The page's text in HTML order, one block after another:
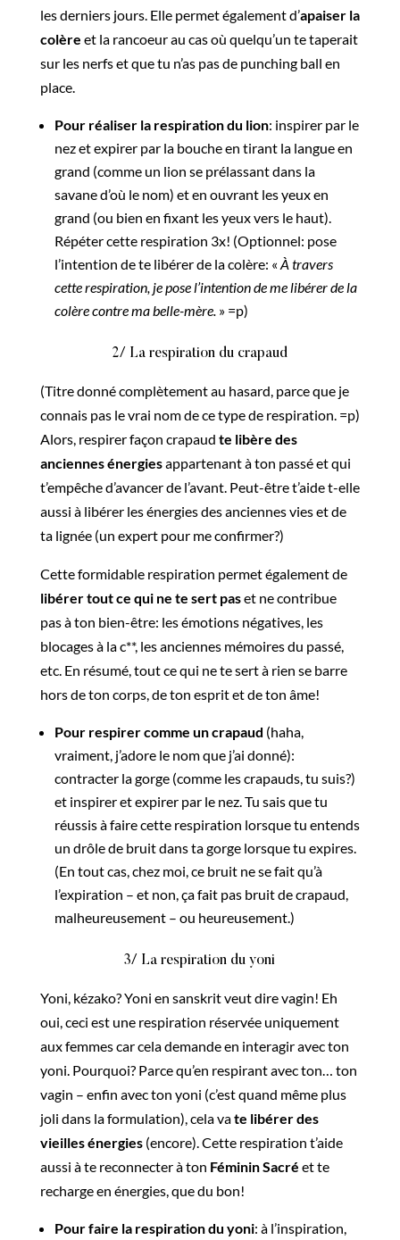
les derniers jours. Elle permet également d’apaiser la
colère et la rancoeur au cas où quelqu’un te taperait
sur les nerfs et que tu n’as pas de punching ball en
place.
Pour réaliser la respiration du lion: inspirer par le
nez et expirer par la bouche en tirant la langue en
grand (comme un lion se prélassant dans la
savane d’où le nom) et en ouvrant les yeux en
grand (ou bien en fixant les yeux vers le haut).
Répéter cette respiration 3x! (Optionnel: pose
l’intention de te libérer de la colère: « À travers
cette respiration, je pose l’intention de me libérer de la
colère contre ma belle-mère.» =p)
2/ La respiration du crapaud
(Titre donné complètement au hasard, parce que je
connais pas le vrai nom de ce type de respiration. =p)
Alors, respirer façon crapaud te libère des
anciennes énergiesappartenant à ton passé et qui
t’empêche d’avancer de l’avant. Peut-être t’aide t-elle
aussi à libérer les énergies des anciennes vies et de
ta lignée (un expert pour me confirmer?)
Cette formidable respiration permet également de
libérer tout ce qui ne te sert paset ne contribue
pas à ton bien-être: les émotions négatives, les
blocages à la c**, les anciennes mémoires du passé,
etc. En résumé, tout ce qui ne te sert à rien se barre
hors de ton corps, de ton esprit et de ton âme!
Pour respirer comme un crapaud (haha,
vraiment, j’adore le nom que j’ai donné):
contracter la gorge (comme les crapauds, tu suis?)
et inspirer et expirer par le nez. Tu sais que tu
réussis à faire cette respiration lorsque tu entends
un drôle de bruit dans ta gorge lorsque tu expires.
(En tout cas, chez moi, ce bruit ne se fait qu’à
l’expiration – et non, ça fait pas bruit de crapaud,
malheureusement – ou heureusement.)
3/ La respiration du yoni
Yoni, kézako? Yoni en sanskrit veut dire vagin! Eh
oui, ceci est une respiration réservée uniquement
aux femmes car cela demande en interagir avec ton
yoni. Pourquoi? Parce qu’en respirant avec ton… ton
vagin – enfin avec ton yoni (c’est quand même plus
joli dans la formulation), cela vate libérer des
vieilles énergies(encore). Cette respiration t’aide
aussi à te reconnecter à ton Féminin Sacré et te
recharge en énergies, que du bon!
Pour faire la respiration du yoni: à l’inspiration,